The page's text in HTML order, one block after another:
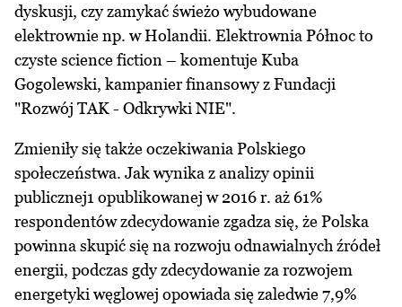
dyskusji, czy zamykać świeżo wybudowane
elektrownie np. w Holandii. Elektrownia Północ to
czyste science fiction – komentuje Kuba
Gogolewski, kampanier finansowy z Fundacji
"Rozwój TAK - Odkrywki NIE".
Zmieniły się także oczekiwania Polskiego
społeczeństwa. Jak wynika z analizy opinii
publicznej1 opublikowanej w 2016 r. aż 61%
respondentów zdecydowanie zgadza się, że Polska
powinna skupić się na rozwoju odnawialnych źródeł
energii, podczas gdy zdecydowanie za rozwojem
energetyki węglowej opowiada się zaledwie 7,9%